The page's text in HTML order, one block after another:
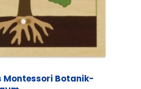
Montessori Botanik-